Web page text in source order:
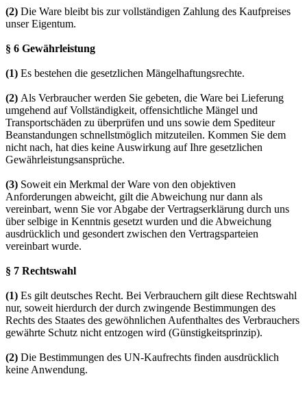
(2) Die Ware bleibt bis zur vollständigen Zahlung des Kaufpreises
unser Eigentum.
§ 6 Gewährleistung
(1) Es bestehen die gesetzlichen Mängelhaftungsrechte.
(2) Als Verbraucher werden Sie gebeten, die Ware bei Lieferung
umgehend auf Vollständigkeit, offensichtliche Mängel und
Transportschäden zu überprüfen und uns sowie dem Spediteur
Beanstandungen schnellstmöglich mitzuteilen. Kommen Sie dem
nicht nach, hat dies keine Auswirkung auf Ihre gesetzlichen
Gewährleistungsansprüche.
(3) Soweit ein Merkmal der Ware von den objektiven
Anforderungen abweicht, gilt die Abweichung nur dann als
vereinbart, wenn Sie vor Abgabe der Vertragserklärung durch uns
über selbige in Kenntnis gesetzt wurden und die Abweichung
ausdrücklich und gesondert zwischen den Vertragsparteien
vereinbart wurde.
§ 7 Rechtswahl
(1) Es gilt deutsches Recht. Bei Verbrauchern gilt diese Rechtswahl
nur, soweit hierdurch der durch zwingende Bestimmungen des
Rechts des Staates des gewöhnlichen Aufenthaltes des Verbrauchers
gewährte Schutz nicht entzogen wird (Günstigkeitsprinzip).
(2) Die Bestimmungen des UN-Kaufrechts finden ausdrücklich
keine Anwendung.